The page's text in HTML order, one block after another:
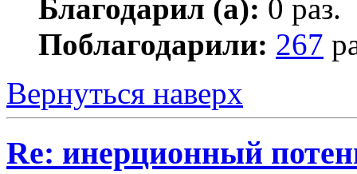
Благодарил (а): 0 раз.
Поблагодарили: 267
Вернуться наверх
Re: инерционный